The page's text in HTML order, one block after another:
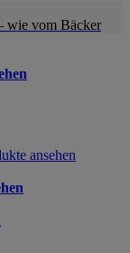
wie vom Bäcker
ansehen